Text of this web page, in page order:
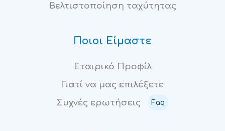
Βελτιστοποίηση ταχύτητας
Ποιοι Είμαστε
Εταιρικό Προφίλ
Γιατί να μας επιλέξετε
Συχνές ερωτήσεις
Faq